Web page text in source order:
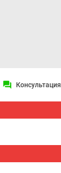
Консультация